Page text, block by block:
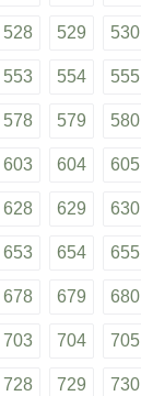
528 529 530
553 554 555
578 579 580
603 604 605
628 629 630
653 654 655
678 679 680
703 704 705
728 729 730